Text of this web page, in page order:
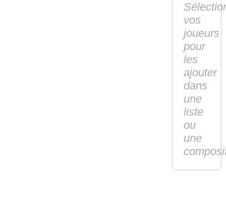
vos
joueurs
pour
les
ajouter
dans
une
liste
ou
une